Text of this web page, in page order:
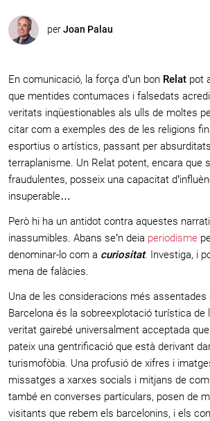
perJoan Palau
En comunicació, la força d’un bon Relat pot
que mentides contumaces i falsedats
veritats inqüestionables als ulls de moltes
citar com a exemples des de les religions
esportius o artístics, passant per
terraplanisme. Un Relat potent, encara que
fraudulentes, posseix una capacitat
insuperable…
Però hi ha un antidot contra aquestes
inassumibles. Abans se’n deia periodisme
denominar-lo com a curiositat. Investiga, i
mena de falàcies.
Una de les consideracions més
Barcelona és la sobreexplotació turística de
veritat gairebé universalment acceptada
pateix una gentrificació que està derivant
turismofòbia. Una profusió de xifres i
missatges a xarxes socials i mitjans de
també en converses particulars, posen de
visitants que rebem els barcelonins, i els